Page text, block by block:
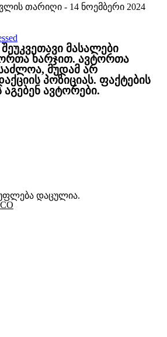
თარიღი - 14 ნოემბერი 2024
მასალები
ხარჯით. ავტორთა
მუდამ არ
პოზიციას. ფაქტების
აგებენ ავტორები.
დაცულია.